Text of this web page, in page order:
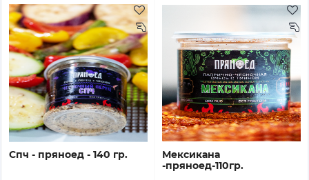
спч - пряноед - 140 гр.
мексикана
-пряноед-110гр.